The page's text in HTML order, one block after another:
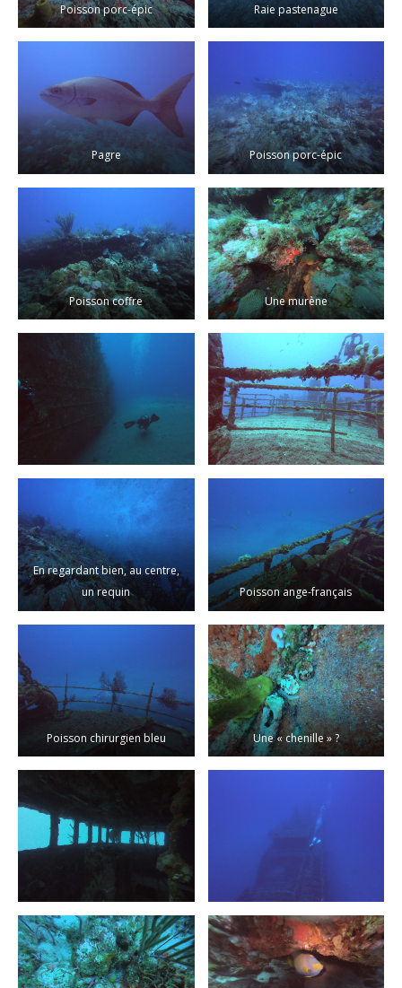
Poisson porc-épic Raie pastenague
Pagre Poisson porc-épic
Poisson coffre Une murène
En regardant bien, au centre,
un requin
Poisson ange-français
Poisson chirurgien bleu Une « chenille » ?